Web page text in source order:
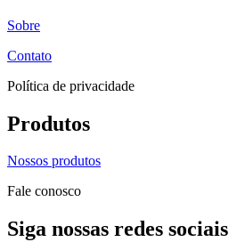
Sobre
Contato
Política de privacidade
Produtos
Nossos produtos
Fale conosco
Siga nossas redes sociais